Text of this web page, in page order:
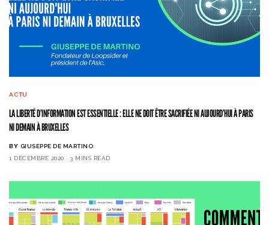
ACTU
LA LIBERTÉ D’INFORMATION EST ESSENTIELLE : ELLE NE DOIT ÊTRE SACRIFIÉE NI AUJOURD’HUI À PARIS
NI DEMAIN À BRUXELLES
BY GIUSEPPE DE MARTINO
1 DÉCEMBRE 2020
3 MINS READ